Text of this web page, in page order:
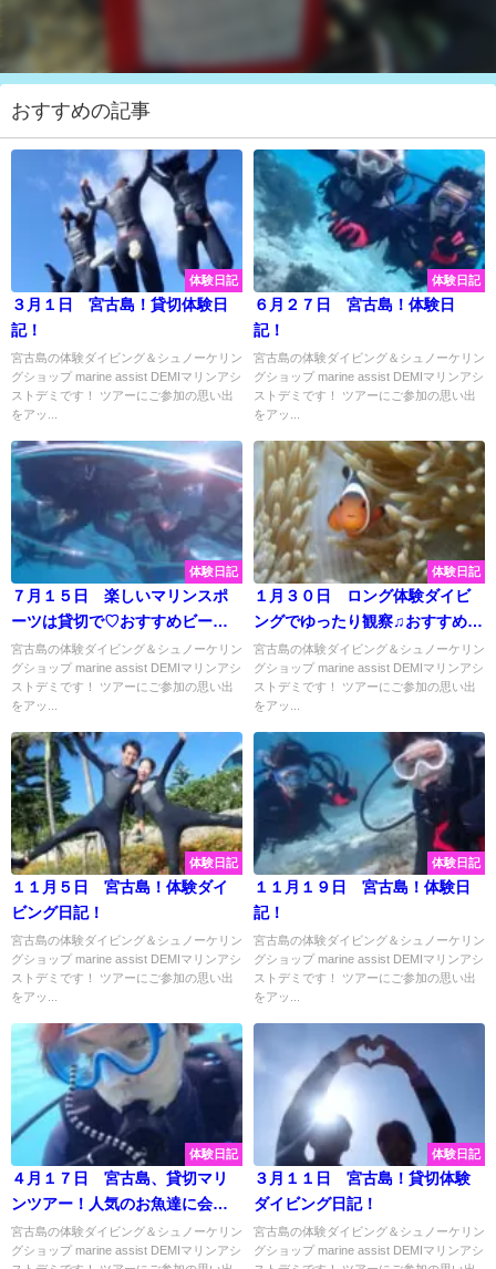
おすすめの記事
体験日記
３月１日 宮古島！貸切体験日
記！
宮古島の体験ダイビング＆シュノーケリン
グショップ marine assist DEMIマリンアシ
ストデミです！ ツアーにご参加の思い出
をアッ...
体験日記
６月２７日 宮古島！体験日
記！
宮古島の体験ダイビング＆シュノーケリン
グショップ marine assist DEMIマリンアシ
ストデミです！ ツアーにご参加の思い出
をアッ...
体験日記
７月１５日 楽しいマリンスポ
ーツは貸切で♡おすすめビーチ
を大満喫してきました♪人気のお
魚てんこ盛り☆彡
宮古島の体験ダイビング＆シュノーケリン
グショップ marine assist DEMIマリンアシ
ストデミです！ ツアーにご参加の思い出
をアッ...
体験日記
１月３０日 ロング体験ダイビ
ングでゆったり観察♫おすすめビ
ーチを大満喫♡
宮古島の体験ダイビング＆シュノーケリン
グショップ marine assist DEMIマリンアシ
ストデミです！ ツアーにご参加の思い出
をアッ...
体験日記
１１月５日 宮古島！体験ダイ
ビング日記！
宮古島の体験ダイビング＆シュノーケリン
グショップ marine assist DEMIマリンアシ
ストデミです！ ツアーにご参加の思い出
をアッ...
体験日記
１１月１９日 宮古島！体験日
記！
宮古島の体験ダイビング＆シュノーケリン
グショップ marine assist DEMIマリンアシ
ストデミです！ ツアーにご参加の思い出
をアッ...
体験日記
４月１７日 宮古島、貸切マリ
ンツアー！人気のお魚達に会っ
てきました！
宮古島の体験ダイビング＆シュノーケリン
グショップ marine assist DEMIマリンアシ
体験日記
３月１１日 宮古島！貸切体験
ダイビング日記！
宮古島の体験ダイビング＆シュノーケリン
グショップ marine assist DEMIマリンアシ